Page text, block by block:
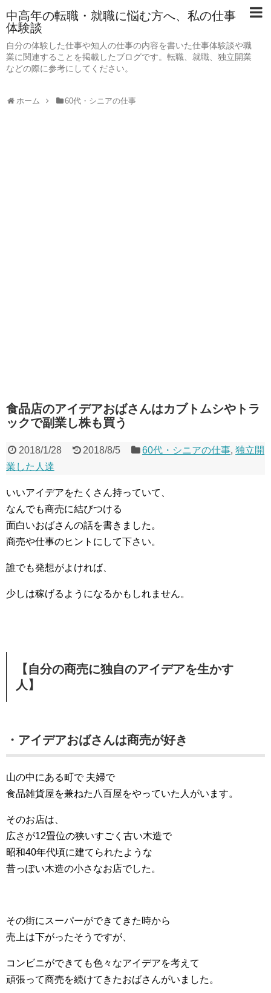
中高年の転職・就職に悩む方へ、私の仕事
体験談
自分の体験した仕事や知人の仕事の内容を書いた仕事体験談や職
業に関連することを掲載したブログです。転職、就職、独立開業
などの際に参考にしてください。
ホーム 60代・シニアの仕事
食品店のアイデアおばさんはカブトムシやトラ
ックで副業し株も買う
2018/1/28 2018/8/5 60代・シニアの仕事,独立開
業した人達
いいアイデアをたくさん持っていて、
なんでも商売に結びつける
面白いおばさんの話を書きました。
商売や仕事のヒントにして下さい。
誰でも発想がよければ、
少しは稼げるようになるかもしれません。
【自分の商売に独自のアイデアを生かす
人】
・アイデアおばさんは商売が好き
山の中にある町で 夫婦で
食品雑貨屋を兼ねた八百屋をやっていた人がいます。
そのお店は、
広さが12畳位の狭いすごく古い木造で
昭和40年代頃に建てられたような
昔っぽい木造の小さなお店でした。
その街にスーパーができてきた時から
売上は下がったそうですが、
コンビニができても色々なアイデアを考えて
頑張って商売を続けてきたおばさんがいました。